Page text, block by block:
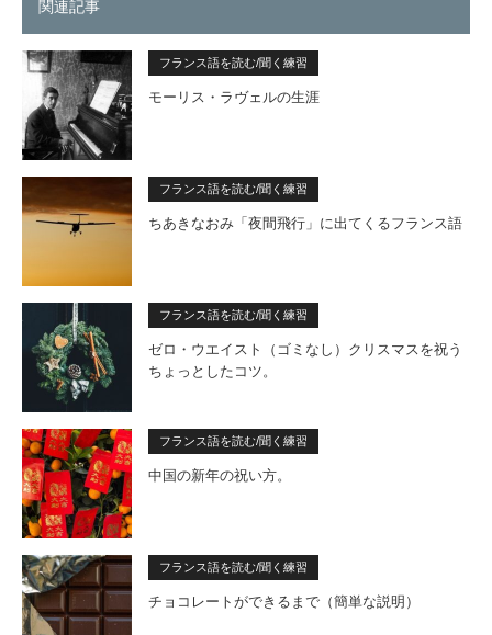
関連記事
フランス語を読む/聞く練習
モーリス・ラヴェルの生涯
フランス語を読む/聞く練習
ちあきなおみ「夜間飛行」に出てくるフランス語
フランス語を読む/聞く練習
ゼロ・ウエイスト（ゴミなし）クリスマスを祝う
ちょっとしたコツ。
フランス語を読む/聞く練習
中国の新年の祝い方。
フランス語を読む/聞く練習
チョコレートができるまで（簡単な説明）